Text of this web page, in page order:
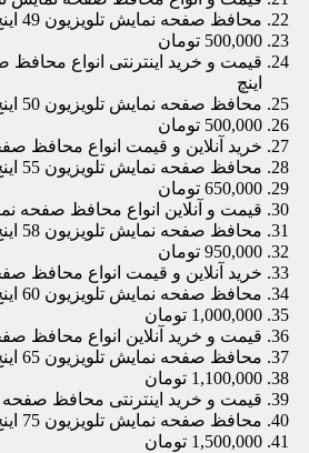
محافظ صفحه نمایش تلویزیون 49 اینچ
500,000 تومان
اینچ
محافظ صفحه نمایش تلویزیون 50 اینچ
500,000 تومان
خرید آنلاین و قیمت انواع محافظ صفحه
محافظ صفحه نمایش تلویزیون 55 اینچ
650,000 تومان
قیمت و آنلاین انواع محافظ صفحه نمایش
محافظ صفحه نمایش تلویزیون 58 اینچ
950,000 تومان
خرید آنلاین و قیمت انواع محافظ صفحه
محافظ صفحه نمایش تلویزیون 60 اینچ
1,000,000 تومان
قیمت و خرید آنلاین انواع محافظ صفحه
محافظ صفحه نمایش تلویزیون 65 اینچ
1,100,000 تومان
قیمت و خرید اینترنتی محافظ صفحه
محافظ صفحه نمایش تلویزیون 75 اینچ
1,500,000 تومان